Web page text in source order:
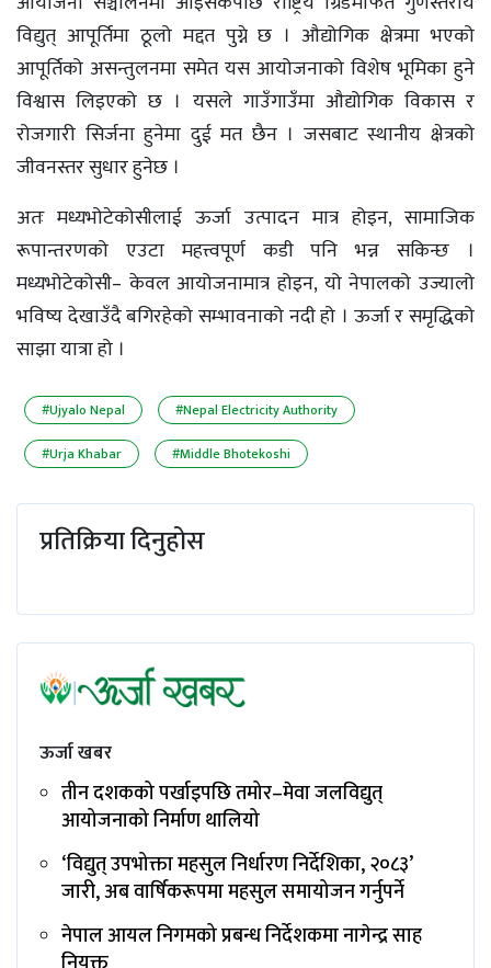
विद्युत् आपूर्तिमा ठूलो मद्दत पुग्ने छ । औद्योगिक क्षेत्रमा भएको
आपूर्तिको असन्तुलनमा समेत यस आयोजनाको विशेष भूमिका हुने
विश्वास लिइएको छ । यसले गाउँगाउँमा औद्योगिक विकास र
रोजगारी सिर्जना हुनेमा दुई मत छैन । जसबाट स्थानीय क्षेत्रको
जीवनस्तर सुधार हुनेछ ।
अतः मध्यभोटेकोसीलाई ऊर्जा उत्पादन मात्र होइन, सामाजिक
रूपान्तरणको एउटा महत्त्वपूर्ण कडी पनि भन्न सकिन्छ ।
मध्यभोटेकोसी– केवल आयोजनामात्र होइन, यो नेपालको उज्यालो
भविष्य देखाउँदै बगिरहेको सम्भावनाको नदी हो । ऊर्जा र समृद्धिको
साझा यात्रा हो ।
#Ujyalo Nepal
#Nepal Electricity Authority
#Urja Khabar
#Middle Bhotekoshi
प्रतिक्रिया दिनुहोस
ऊर्जा खबर
तीन दशकको पर्खाइपछि तमोर–मेवा जलविद्युत्
आयोजनाको निर्माण थालियो
‘विद्युत् उपभोक्ता महसुल निर्धारण निर्देशिका, २०८३’
जारी, अब वार्षिकरूपमा महसुल समायोजन गर्नुपर्ने
नेपाल आयल निगमको प्रबन्ध निर्देशकमा नागेन्द्र साह